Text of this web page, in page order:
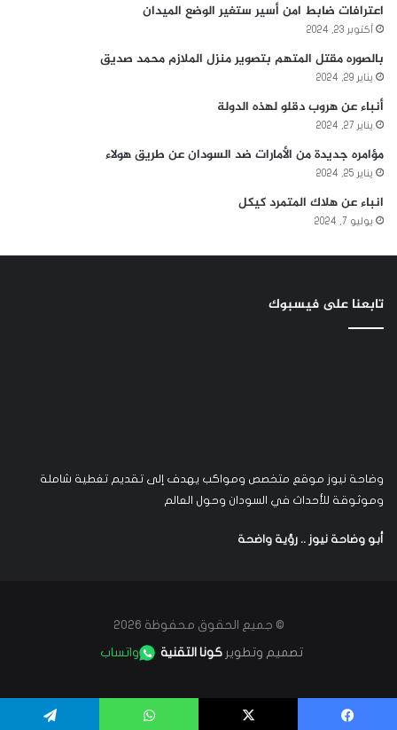
اعترافات ضابط امن أسير ستغير الوضع الميدان
أكتوبر 23, 2024
بالصوره مقتل المتهم بتصوير منزل الملازم محمد صديق
يناير 29, 2024
أنباء عن هروب دقلو لهذه الدولة
يناير 27, 2024
مؤامره جديدة من الأمارات ضد السودان عن طريق هولاء
يناير 25, 2024
انباء عن هلاك المتمرد كيكل
يوليو 7, 2024
تابعنا على فيسبوك
وضاحة نيوز موقع متخصص ومواكب يهدف إلى تقديم تغطية شاملة
وموثوقة للأحداث في السودان وحول العالم
أبو وضاحة نيوز .. رؤية واضحة
© جميع الحقوق محفوظة 2026
تصميم وتطويركونا التقنية واتساب